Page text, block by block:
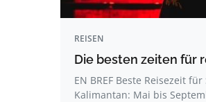
REISEN
Die besten zeiten für
EN BREF Beste Reisezeit
Kalimantan: Mai bis